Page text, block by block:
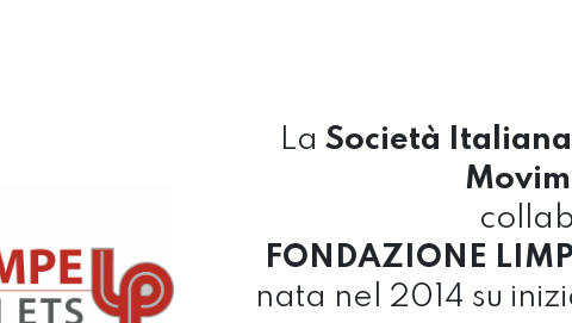
La Società
FONDAZIONE
nata nel 2014 su